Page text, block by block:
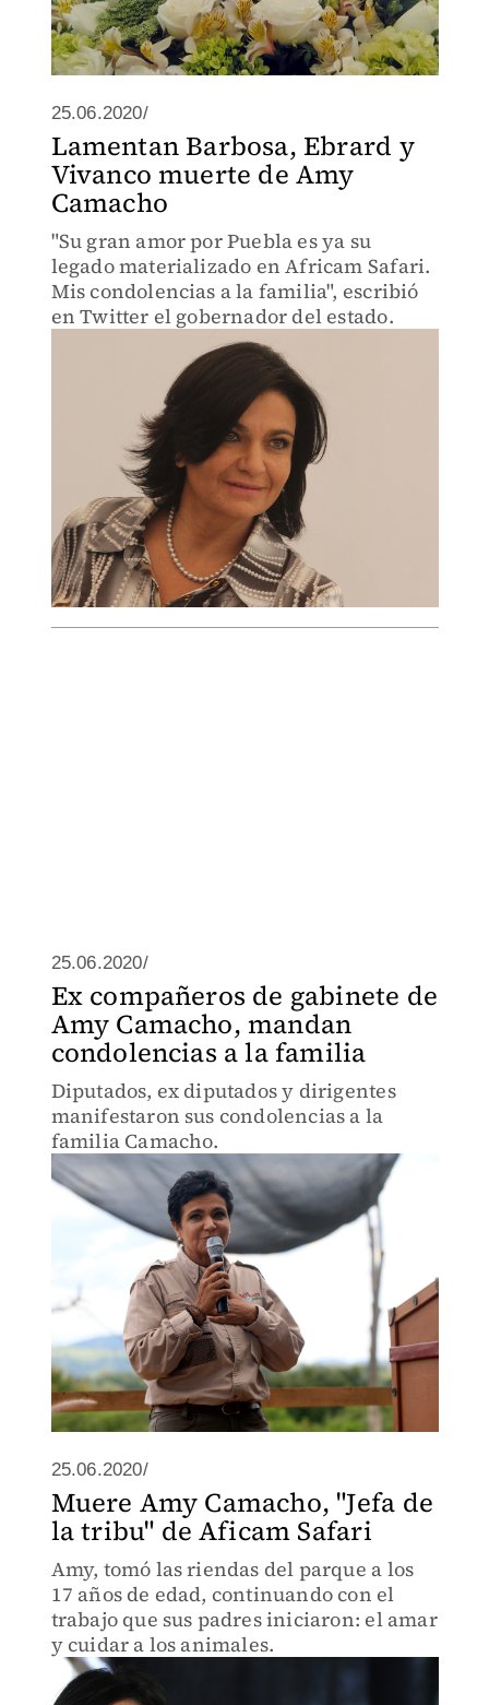
25.06.2020/
Lamentan Barbosa, Ebrard y
Vivanco muerte de Amy
Camacho
"Su gran amor por Puebla es ya su
legado materializado en Africam Safari.
Mis condolencias a la familia", escribió
en Twitter el gobernador del estado.
25.06.2020/
Ex compañeros de gabinete de
Amy Camacho, mandan
condolencias a la familia
Diputados, ex diputados y dirigentes
manifestaron sus condolencias a la
familia Camacho.
25.06.2020/
Muere Amy Camacho, "Jefa de
la tribu" de Aficam Safari
Amy, tomó las riendas del parque a los
17 años de edad, continuando con el
trabajo que sus padres iniciaron: el amar
y cuidar a los animales.